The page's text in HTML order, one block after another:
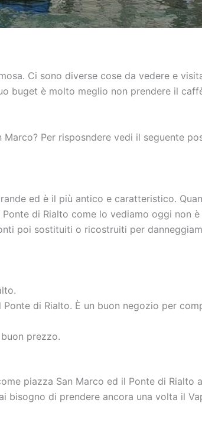
Ci sono diverse cose da vedere e
buget è molto meglio non prendere il
Per risposndere vedi il seguente
ed è il più antico e caratteristico.
di Rialto come lo vediamo oggi non
poi sostituiti o ricostruiti per
di Rialto. È un buon negozio per
prezzo.
piazza San Marco ed il Ponte di Rialto
bisogno di prendere ancora una volta il